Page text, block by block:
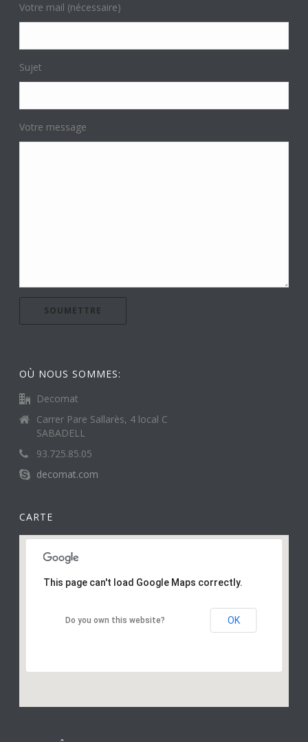
Votre mail (nécessaire)
Sujet
Votre message
OÙ NOUS SOMMES:
Decomat
Carrer Pare Sallarès, 4 local C
SABADELL
93.725.85.05
decomat.com
CARTE
This page can't load Google Maps correctly.
Do you own this website? OK